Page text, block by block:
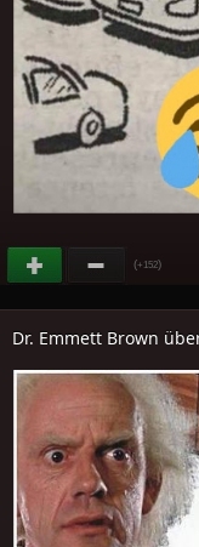
(+152)
Dr. Emmett Brown